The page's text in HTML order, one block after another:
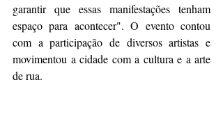
garantir que essas manifestações tenham
espaço para acontecer". O evento contou
com a participação de diversos artistas e
movimentou a cidade com a cultura e a arte
de rua.